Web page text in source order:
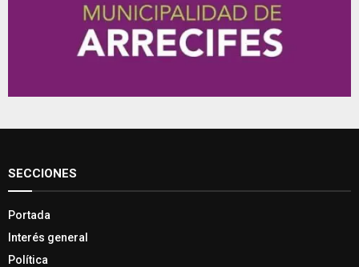
SECCIONES
Portada
Interés general
Política